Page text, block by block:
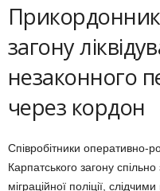
загону
незаконного
через кордон
Співробітники оперативно-
Карпатського загону
міграційної поліції,